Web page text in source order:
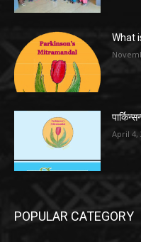
What
April 4,
POPULAR CATEGORY